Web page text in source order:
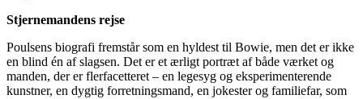
Stjernemandens rejse
Poulsens biografi fremstår som en hyldest til Bowie, men det er ikke
en blind én af slagsen. Det er et ærligt portræt af både værket og
manden, der er flerfacetteret – en legesyg og eksperimenterende
kunstner, en dygtig forretningsmand, en jokester og familiefar, som